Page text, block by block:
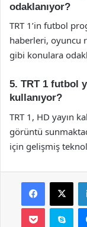
odaklanıyor?
TRT 1’in futbol
haberleri, oyuncu
gibi konulara
5. TRT 1 futbol
kullanıyor?
TRT 1, HD yayın
görüntü
için gelişmiş
Facebook
X
Pocket